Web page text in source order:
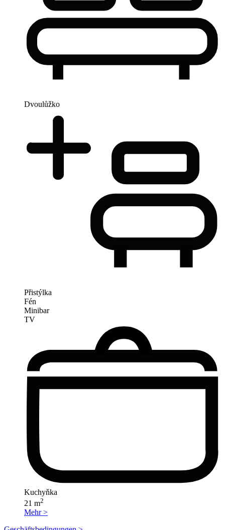
Dvoulůžko
Přistýlka
Fén
Minibar
TV
Kuchyňka
21 m2
Mehr >